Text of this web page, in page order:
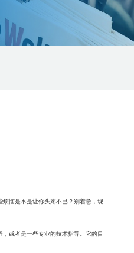
恼是不是让你头疼不已？别着急，现
或者是一些专业的技术指导。它的目